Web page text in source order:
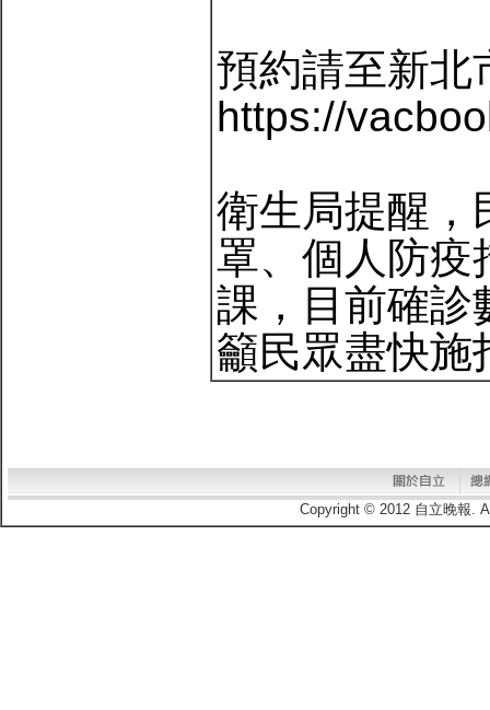
預約請至新北
https://
衛生局提醒，
罩、個人防疫
課，目前確診
籲民眾盡快施
Copyright © 2012 自立晚報.